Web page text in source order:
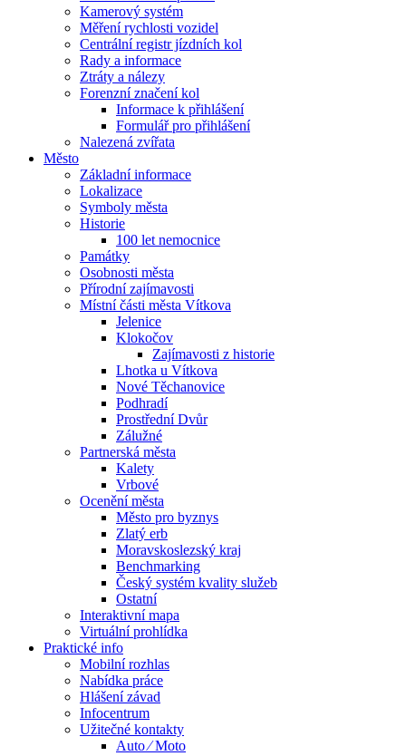
Kamerový systém
Měření rychlosti vozidel
Centrální registr jízdních kol
Rady a informace
Ztráty a nálezy
Forenzní značení kol
Informace k přihlášení
Formulář pro přihlášení
Nalezená zvířata
Město
Základní informace
Lokalizace
Symboly města
Historie
100 let nemocnice
Památky
Osobnosti města
Přírodní zajímavosti
Místní části města Vítkova
Jelenice
Klokočov
Zajímavosti z historie
Lhotka u Vítkova
Nové Těchanovice
Podhradí
Prostřední Dvůr
Zálužné
Partnerská města
Kalety
Vrbové
Ocenění města
Město pro byznys
Zlatý erb
Moravskoslezský kraj
Benchmarking
Český systém kvality služeb
Ostatní
Interaktivní mapa
Virtuální prohlídka
Praktické info
Mobilní rozhlas
Nabídka práce
Hlášení závad
Infocentrum
Užitečné kontakty
Auto ⁄ Moto